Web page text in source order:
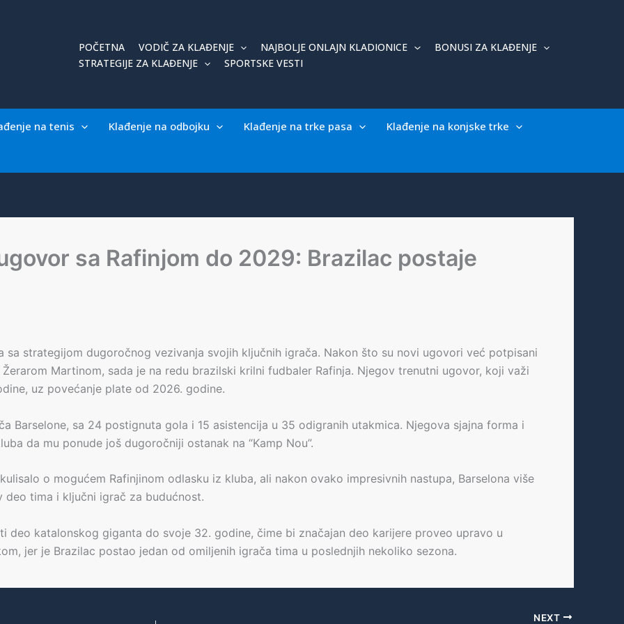
POČETNA VODIČ ZA KLAĐENJE NAJBOLJE ONLAJN KLADIONICE
BONUSI ZA KLAĐENJE
STRATEGIJE ZA KLAĐENJE
SPORTSKE VESTI
na tenis Klađenje na odbojku Klađenje na trke pasa Klađenje na konjske trke
sa Rafinjom do 2029: Brazilac postaje
sa strategijom dugoročnog vezivanja svojih ključnih igrača. Nakon što su novi ugovori već potpisani
Martinom, sada je na redu brazilski krilni fudbaler Rafinja. Njegov trenutni ugovor, koji važi
uz povećanje plate od 2026. godine.
Barselone, sa 24 postignuta gola i 15 asistencija u 35 odigranih utakmica. Njegova sjajna forma i
da mu ponude još dugoročniji ostanak na “Kamp Nou”.
o mogućem Rafinjinom odlasku iz kluba, ali nakon ovako impresivnih nastupa, Barselona više
deo tima i ključni igrač za budućnost.
deo katalonskog giganta do svoje 32. godine, čime bi značajan deo karijere proveo upravo u
jer je Brazilac postao jedan od omiljenih igrača tima u poslednjih nekoliko sezona.
NEXT